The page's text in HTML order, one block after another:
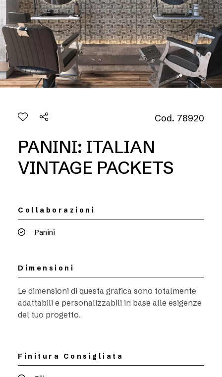
Cod. 78920
PANINI: ITALIAN
VINTAGE PACKETS
Collaborazioni
Panini
Dimensioni
Le dimensioni di questa grafica sono totalmente
adattabili e personalizzabili in base alle esigenze
del tuo progetto.
Finitura Consigliata